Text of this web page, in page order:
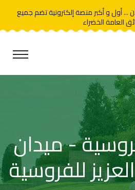
... أول و أكبر منصة إلكترونية تضم جميع
العامة الخضراء
- ميدان
للفروسية